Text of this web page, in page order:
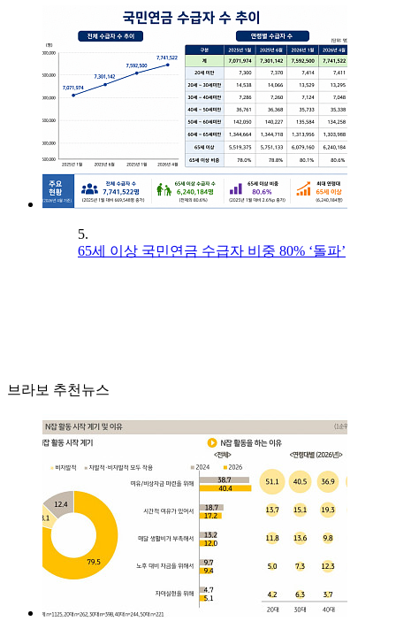
5.
65세 이상 국민연금 수급자 비중 80% ‘돌파’
브라보 추천뉴스